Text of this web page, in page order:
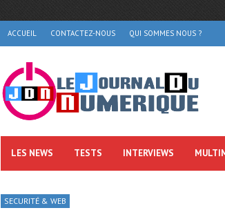
ACCUEIL CONTACTEZ-NOUS QUI SOMMES NOUS ?
LES NEWS TESTS INTERVIEWS
SECURITÉ & WEB